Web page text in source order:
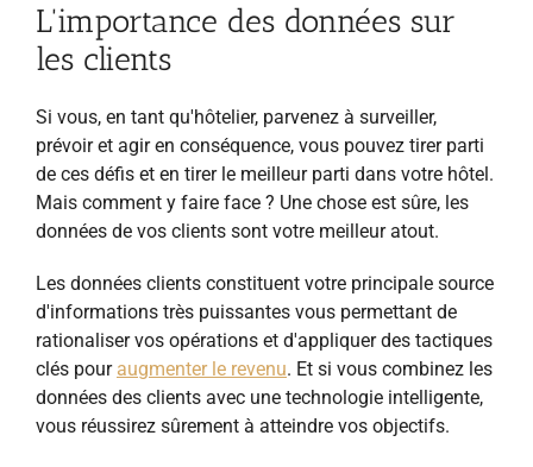
L'importance des données sur
les clients
Si vous, en tant qu'hôtelier, parvenez à surveiller,
prévoir et agir en conséquence, vous pouvez tirer parti
de ces défis et en tirer le meilleur parti dans votre hôtel.
Mais comment y faire face ? Une chose est sûre, les
données de vos clients sont votre meilleur atout.
Les données clients constituent votre principale source
d'informations très puissantes vous permettant de
rationaliser vos opérations et d'appliquer des tactiques
clés pour augmenter le revenu. Et si vous combinez les
données des clients avec une technologie intelligente,
vous réussirez sûrement à atteindre vos objectifs.